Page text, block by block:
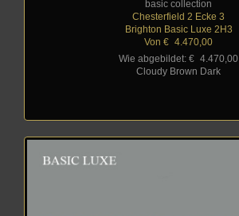
basic collection
Chesterfield 2 Ecke 3
Brighton Basic Luxe 2H3
Von € 4.470,00
Wie abgebildet: € 4.470,00
Cloudy Brown Dark